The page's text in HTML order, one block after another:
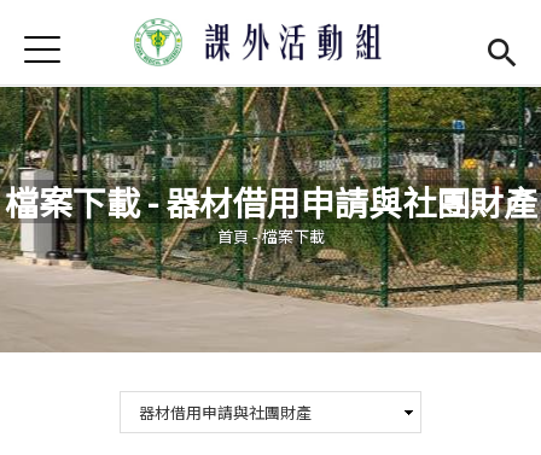
首頁
學務處首頁(link is external)
最新消息
Open
單位介紹
Open
社團現況
Open
活動集錦
Jump to Navigation
Jump to Main content
檔案下載 - 器材借用申請與社團財產
您在這裡
首頁-檔案下載